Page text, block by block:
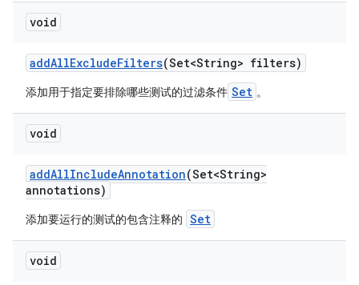
void
addAllExcludeFilters(Set<String> filters)
添加用于指定要排除哪些测试的过滤条件 Set 。
void
addAllIncludeAnnotation(Set<String>
annotations)
添加要运行的测试的包含注释的 Set
void